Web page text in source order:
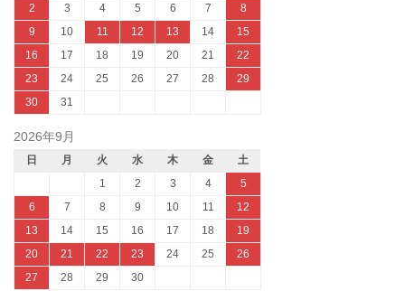
2
3 4 5 6 7
8
9
10 11 12 13 14
15
16
17 18 19 20 21
22
23
24 25 26 27 28
29
30
31
2026年9月
日 月 火 水 木 金
土
1
2 3 4
5
6
7 8 9 10 11
12
13
14 15 16 17 18
19
20
21 22 23 24 25
26
27
28 29 30